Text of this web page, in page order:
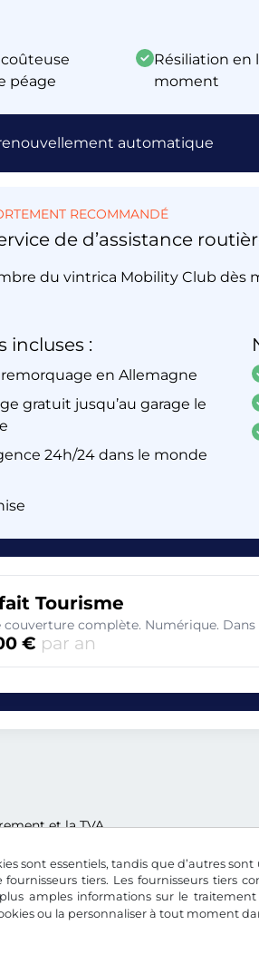
sont essentiels, tandis que d’autres
tiers. Les fournisseurs tiers
amples informations sur le
ou la personnaliser à tout moment
péage
Résiliation en
moment
automatique
RECOMMANDÉ
de d’assistance
du vintrica Mobility Club dès
incluses :
en Allemagne
gratuit jusqu’au garage le
24h/24 dans le monde
Tourisme
couverture complète. Numérique. Dans
€ par an
et la TVA.